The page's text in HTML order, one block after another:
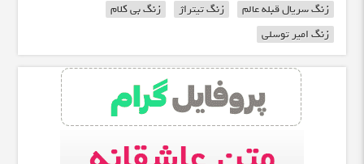
زنگ سریال قبله عالم زنگ تیتراژ
زنگ بی کلام
زنگ امیر توسلی